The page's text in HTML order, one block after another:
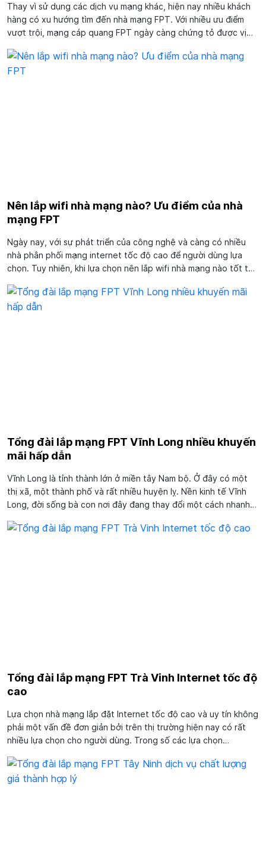
Thay vì sử dụng các dịch vụ mạng khác, hiện nay nhiều khách
hàng có xu hướng tìm đến nhà mạng FPT. Với nhiều ưu điểm
vượt trội, mạng cáp quang FPT ngày càng chứng tỏ được vị
và sử dụng internet FPT đều...
Nên lắp wifi nhà mạng nào? Ưu điểm của nhà
mạng FPT
Ngày nay, với sự phát triển của công nghệ và càng có nhiều
nhà phân phối mạng internet tốc độ cao để người dùng lựa
chọn. Tuy nhiên, khi lựa chọn nên lắp wifi nhà mạng nào tốt thì
mình đã đề ra. Nhưng...
Tổng đài lắp mạng FPT Vĩnh Long nhiều khuyến
mãi hấp dẫn
Vĩnh Long là tỉnh thành lớn ở miền tây Nam bộ. Ở đây có một
thị xã, một thành phố và rất nhiều huyện lỵ. Nền kinh tế Vĩnh
Long, đời sống bà con nơi đây đang thay đổi một cách nhanh
rõ...
Tổng đài lắp mạng FPT Trà Vinh Internet tốc độ
cao
Lựa chọn nhà mạng lắp đặt Internet tốc độ cao và uy tín không
phải một vấn đề đơn giản bởi trên thị trường hiện nay có rất
nhiều lựa chọn cho người dùng. Trong số các lựa chọn
lượng và xứng đáng...